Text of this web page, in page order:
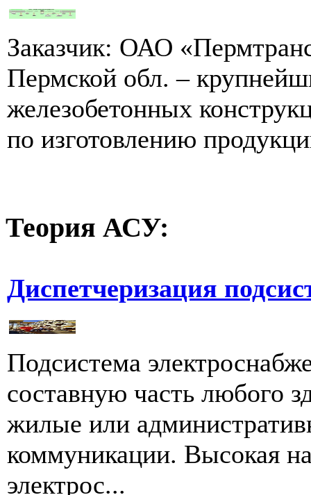
Заказчик: ОАО
Пермской обл. –
железобетонных
по изготовлению
Теория АСУ:
Диспетчеризация
Подсистема
составную часть любого
жилые или
коммуникации. Высокая
электрос...